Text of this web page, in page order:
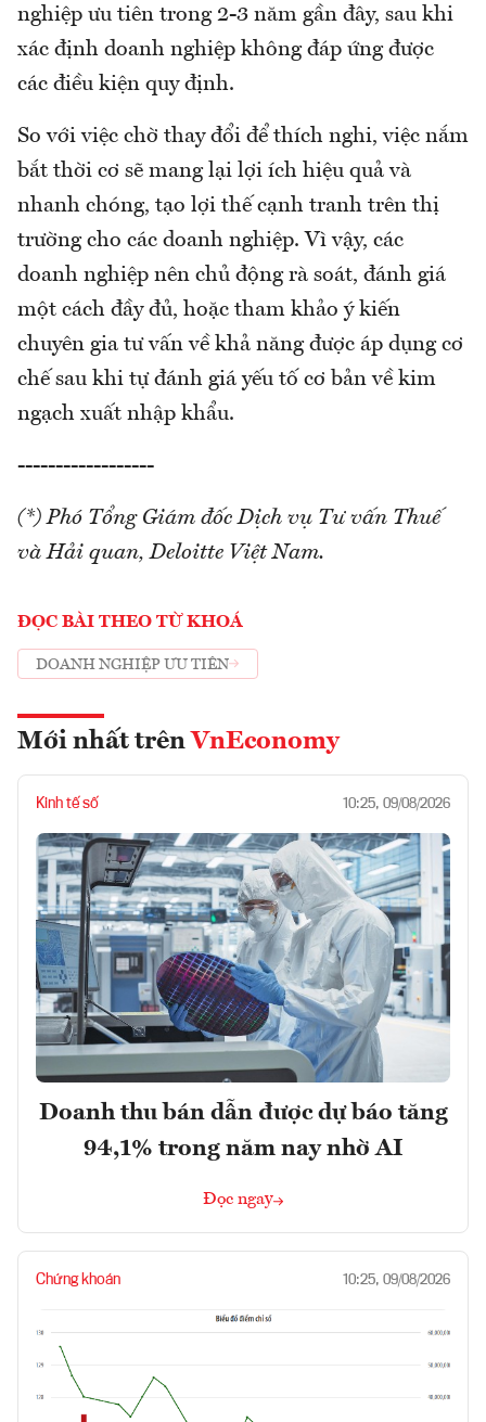
nghiệp ưu tiên trong 2-3 năm gần đây, sau khi
xác định doanh nghiệp không đáp ứng được
các điều kiện quy định.
So với việc chờ thay đổi để thích nghi, việc nắm
bắt thời cơ sẽ mang lại lợi ích hiệu quả và
nhanh chóng, tạo lợi thế cạnh tranh trên thị
trường cho các doanh nghiệp. Vì vậy, các
doanh nghiệp nên chủ động rà soát, đánh giá
một cách đầy đủ, hoặc tham khảo ý kiến
chuyên gia tư vấn về khả năng được áp dụng cơ
chế sau khi tự đánh giá yếu tố cơ bản về kim
ngạch xuất nhập khẩu.
------------------
(*) Phó Tổng Giám đốc Dịch vụ Tư vấn Thuế
và Hải quan, Deloitte Việt Nam.
ĐỌC BÀI THEO TỪ KHOÁ
DOANH NGHIỆP ƯU TIÊN
Mới nhất trên VnEconomy
Kinh tế số 10:25, 09/08/2026
Doanh thu bán dẫn được dự báo tăng
94,1% trong năm nay nhờ AI
Đọc ngay
Chứng khoán 10:25, 09/08/2026